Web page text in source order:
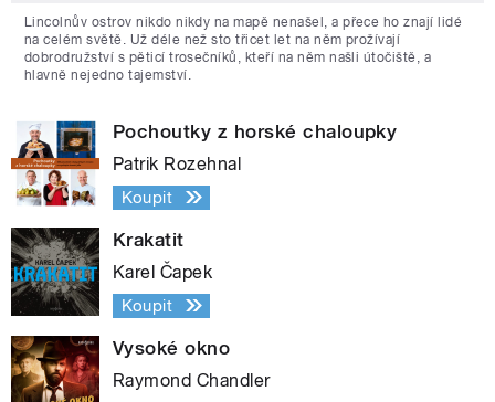
Lincolnův ostrov nikdo nikdy na mapě nenašel, a přece ho znají lidé
na celém světě. Už déle než sto třicet let na něm prožívají
dobrodružství s pěticí trosečníků, kteří na něm našli útočiště, a
hlavně nejedno tajemství.
Pochoutky z horské chaloupky
Patrik Rozehnal
Koupit
Krakatit
Karel Čapek
Koupit
Vysoké okno
Raymond Chandler